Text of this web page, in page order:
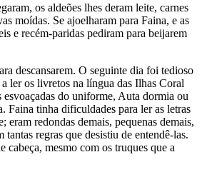
os aldeões lhes deram leite, carnes
moídas. Se ajoelharam para Faina, e as
e recém-paridas pediram para beijarem
descansarem. O seguinte dia foi tedioso
ler os livretos na língua das Ilhas Coral
esvoaçadas do uniforme, Auta dormia ou
Faina tinha dificuldades para ler as letras
eram redondas demais, pequenas demais,
tantas regras que desistiu de entendê-las.
cabeça, mesmo com os truques que a